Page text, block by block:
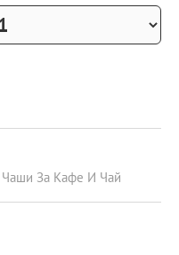
Чаши За Кафе И Чай